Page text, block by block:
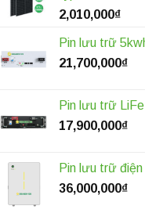
2,010,000₫
Pin lưu trữ
21,700,000₫
Pin lưu trữ
17,900,000₫
Pin lưu trữ
36,000,000₫